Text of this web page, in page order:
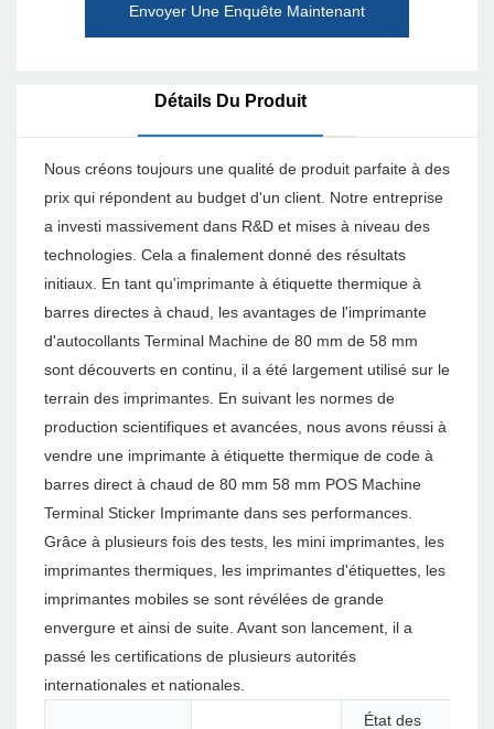
Envoyer Une Enquête Maintenant
Détails Du Produit
Nous créons toujours une qualité de produit parfaite à des
prix qui répondent au budget d'un client. Notre entreprise
a investi massivement dans R&D et mises à niveau des
technologies. Cela a finalement donné des résultats
initiaux. En tant qu'imprimante à étiquette thermique à
barres directes à chaud, les avantages de l'imprimante
d'autocollants Terminal Machine de 80 mm de 58 mm
sont découverts en continu, il a été largement utilisé sur le
terrain des imprimantes. En suivant les normes de
production scientifiques et avancées, nous avons réussi à
vendre une imprimante à étiquette thermique de code à
barres direct à chaud de 80 mm 58 mm POS Machine
Terminal Sticker Imprimante dans ses performances.
Grâce à plusieurs fois des tests, les mini imprimantes, les
imprimantes thermiques, les imprimantes d'étiquettes, les
imprimantes mobiles se sont révélées de grande
envergure et ainsi de suite. Avant son lancement, il a
passé les certifications de plusieurs autorités
internationales et nationales.
État des